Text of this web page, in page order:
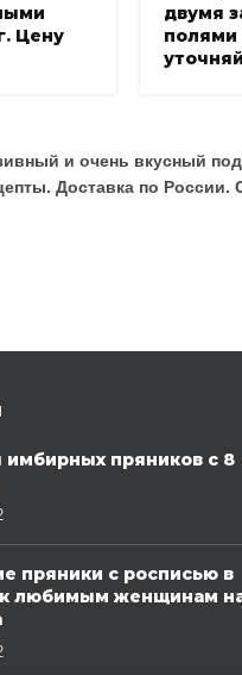
Цену
двумя
полями
и очень вкусный
Доставка по России.
имбирных пряников с 8
пряники с росписью в
любимым женщинам